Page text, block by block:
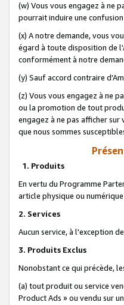
(w) Vous vous engagez à ne
pourrait induire une
(x) A notre demande, vous
égard à toute disposition de
conformément à notre
(y) Sauf accord contraire
(z) Vous vous engagez à ne
ou la promotion de tout
engagez à ne pas afficher
que nous sommes
1. Produits
En vertu du Programme
article physique ou
2. Services
Aucun service, à l'exception
3. Produits Exclus
Nonobstant ce qui précède,
(a) tout produit ou service
Product Ads » ou vendu sur